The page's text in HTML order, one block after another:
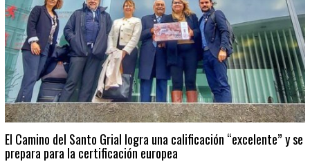
El Camino del Santo Grial logra una calificación “excelente” y se
prepara para la certificación europea